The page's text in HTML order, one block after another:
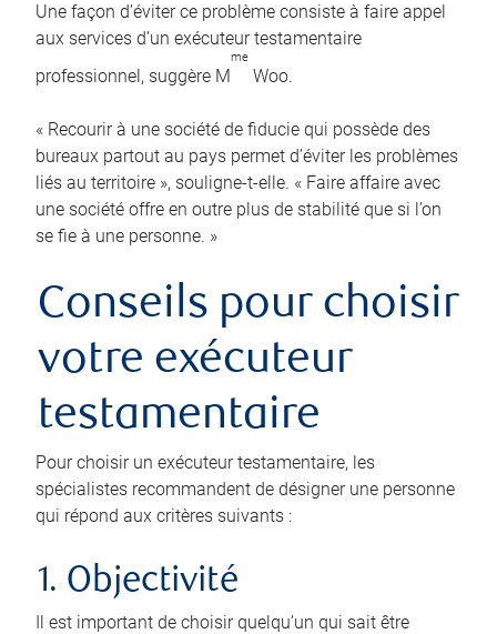
Une façon d’éviter ce problème consiste à faire appel
aux services d’un exécuteur testamentaire
professionnel, suggère M
me
Woo.
« Recourir à une société de fiducie qui possède des
bureaux partout au pays permet d’éviter les problèmes
liés au territoire », souligne-t-elle. « Faire affaire avec
une société offre en outre plus de stabilité que si l’on
se fie à une personne. »
Conseils pour choisir
votre exécuteur
testamentaire
Pour choisir un exécuteur testamentaire, les
spécialistes recommandent de désigner une personne
qui répond aux critères suivants :
1. Objectivité
Il est important de choisir quelqu’un qui sait être